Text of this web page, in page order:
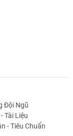
Cụ Cầm
Máy Công Cụ
LS 2P 10A:
Đội Ngũ
Tài Liệu
- Tiêu Chuẩn